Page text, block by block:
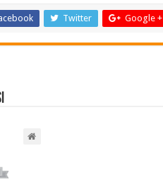
Twitter Google +